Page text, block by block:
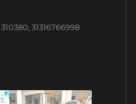
310380, 31316766998